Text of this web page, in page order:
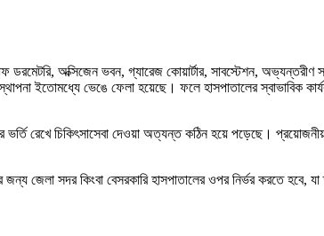
ডরমেটরি, অক্সিজেন ভবন, গ্যারেজ কোয়ার্টার, সাবস্টেশন,
ইতোমধ্যে ভেঙে ফেলা হয়েছে। ফলে হাসপাতালের স্বাভাবিক
রেখে চিকিৎসাসেবা দেওয়া অত্যন্ত কঠিন হয়ে পড়েছে।
জেলা সদর কিংবা বেসরকারি হাসপাতালের ওপর নির্ভর করতে হবে,